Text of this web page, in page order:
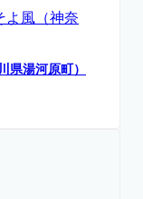
県湯河原町）